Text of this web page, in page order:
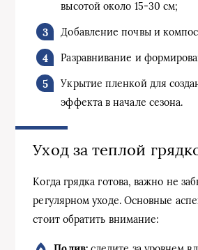
высотой около 15-30 см;
Добавление почвы и
Разравнивание и
Укрытие пленкой для
эффекта в начале сезона.
Уход за теплой
Когда грядка готова, важно не
регулярном уходе. Основные
стоит обратить внимание: